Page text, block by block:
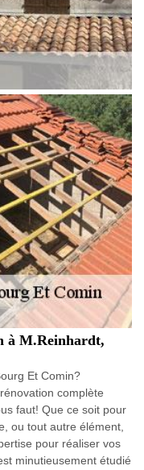
à M.Reinhardt,
Et Comin?
complète
faut! Que ce soit pour
ou tout autre élément,
pour réaliser vos
minutieusement étudié